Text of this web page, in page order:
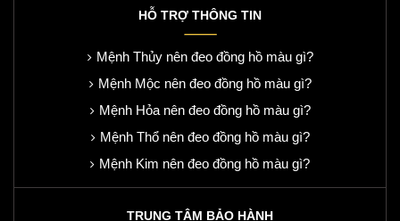
HỖ TRỢ THÔNG TIN
Mệnh Thủy nên đeo đồng hồ màu gì?
Mệnh Mộc nên đeo đồng hồ màu gì?
Mệnh Hỏa nên đeo đồng hồ màu gì?
Mệnh Thổ nên đeo đồng hồ màu gì?
Mệnh Kim nên đeo đồng hồ màu gì?
TRUNG TÂM BẢO HÀNH